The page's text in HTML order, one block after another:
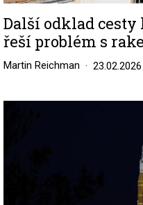
Další odklad cesty
řeší problém s
Martin Reichman 23.02.2026